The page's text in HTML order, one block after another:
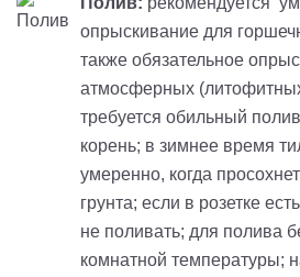
опрыскивание для
также обязательное
атмосферных (
требуется обильный
корень; в зимнее время т
умеренно, когда
грунта; если в розетке
не поливать; для полива
комнатной температуры;